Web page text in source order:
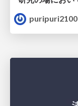
puripuri2100